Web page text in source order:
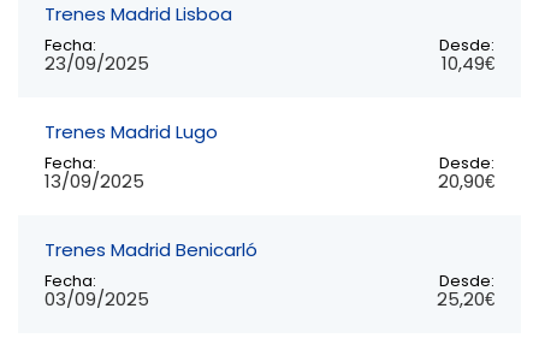
Trenes Madrid Lisboa
Fecha:
23/09/2025
Desde:
10,49€
Trenes Madrid Lugo
Fecha:
13/09/2025
Desde:
20,90€
Trenes Madrid Benicarló
Fecha:
03/09/2025
Desde:
25,20€